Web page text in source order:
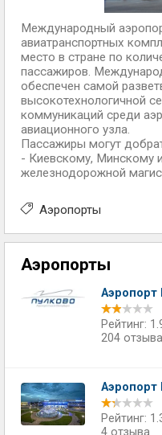
Международный
авиатранспортных
место в стране по
пассажиров.
обеспечен самой
высокотехнологичной
коммуникаций среди
авиационного узла.
Пассажиры могут
- Киевскому, Минскому
железнодорожной
Аэропорты
Аэропорты
Аэропорт
Рейтинг:
204 отзыва
Рейтинг:
4 отзыва